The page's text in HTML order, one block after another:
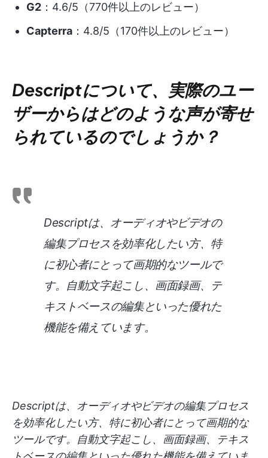
G2 ：4.6/5（770件以上のレビュー）
Capterra ：4.8/5（170件以上のレビュー）
Descriptについて、実際のユー
ザーからはどのような声が寄せ
られているのでしょうか？
Descriptは、オーディオやビデオの
編集プロセスを効率化したい方、特
に初心者にとって画期的なツールで
す。自動文字起こし、画面録画、テ
キストベースの編集といった優れた
機能を備えています。
Descriptは、オーディオやビデオの編集プロセス
を効率化したい方、特に初心者にとって画期的な
ツールです。自動文字起こし、画面録画、テキス